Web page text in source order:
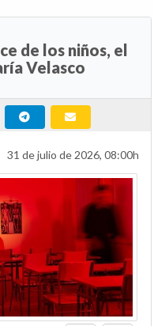
de los niños, el
Velasco
31 de julio de 2026, 08:00h